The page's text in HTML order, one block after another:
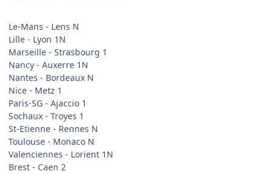
Le-Mans - Lens N
Lille - Lyon 1N
Marseille - Strasbourg 1
Nancy - Auxerre 1N
Nantes - Bordeaux N
Nice - Metz 1
Paris-SG - Ajaccio 1
Sochaux - Troyes 1
St-Etienne - Rennes N
Toulouse - Monaco N
Valenciennes - Lorient 1N
Brest - Caen 2